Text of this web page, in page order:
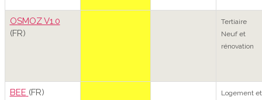
OSMOZ V1.0
(FR)
Tertiaire
Neuf et
rénovation
BEE (FR)
Logement et